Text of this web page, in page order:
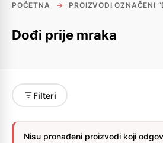
POČETNA → PROIZVODI OZNAČENI
Dođi prije mraka
Filteri
Nisu pronađeni proizvodi koji